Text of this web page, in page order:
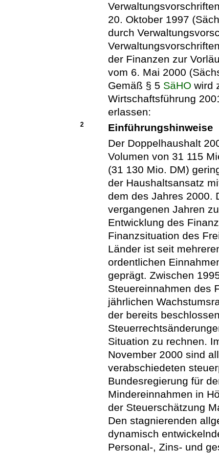
20. Oktober 1997
durch
der Finanzen zur
vom 6. Mai 2000
Gemäß § 5 SäHO wird
Wirtschaftsführung
erlassen:
2
Einführungshinweise
Der Doppelhaushalt
Volumen von 31 115
(31 130 Mio. DM)
der Haushaltsansatz
dem des Jahres 2000.
vergangenen Jahren
Entwicklung des
Finanzsituation des
Länder ist seit
ordentlichen
geprägt. Zwischen
Steuereinnahmen des
jährlichen
der bereits
Situation zu rechnen.
November 2000 sind
verabschiedeten
Bundesregierung für
Mindereinnahmen in
der Steuerschätzung
Den stagnierenden
dynamisch
Personal-, Zins- und